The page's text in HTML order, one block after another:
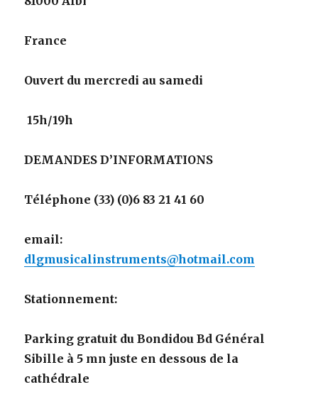
France
Ouvert du mercredi au samedi
15h/19h
DEMANDES D’INFORMATIONS
Téléphone (33) (0)6 83 21 41 60
email:
dlgmusicalinstruments@hotmail.com
Stationnement:
Parking gratuit du Bondidou Bd Général
Sibille à 5 mn juste en dessous de la
cathédrale